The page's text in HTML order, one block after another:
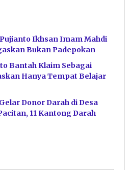
Ikhsan Imam Mahdi
Bukan Padepokan
Bantah Klaim Sebagai
Hanya Tempat Belajar
Donor Darah di Desa
11 Kantong Darah